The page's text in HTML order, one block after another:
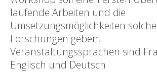
laufende Arbeiten und die
Umsetzungsmöglichkeiten
Forschungen geben.
Veranstaltungssprachen sind
Englisch und Deutsch.